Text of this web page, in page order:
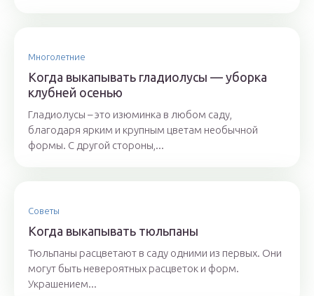
Многолетние
Когда выкапывать гладиолусы — уборка
клубней осенью
Гладиолусы – это изюминка в любом саду,
благодаря ярким и крупным цветам необычной
формы. С другой стороны,...
Советы
Когда выкапывать тюльпаны
Тюльпаны расцветают в саду одними из первых. Они
могут быть невероятных расцветок и форм.
Украшением...